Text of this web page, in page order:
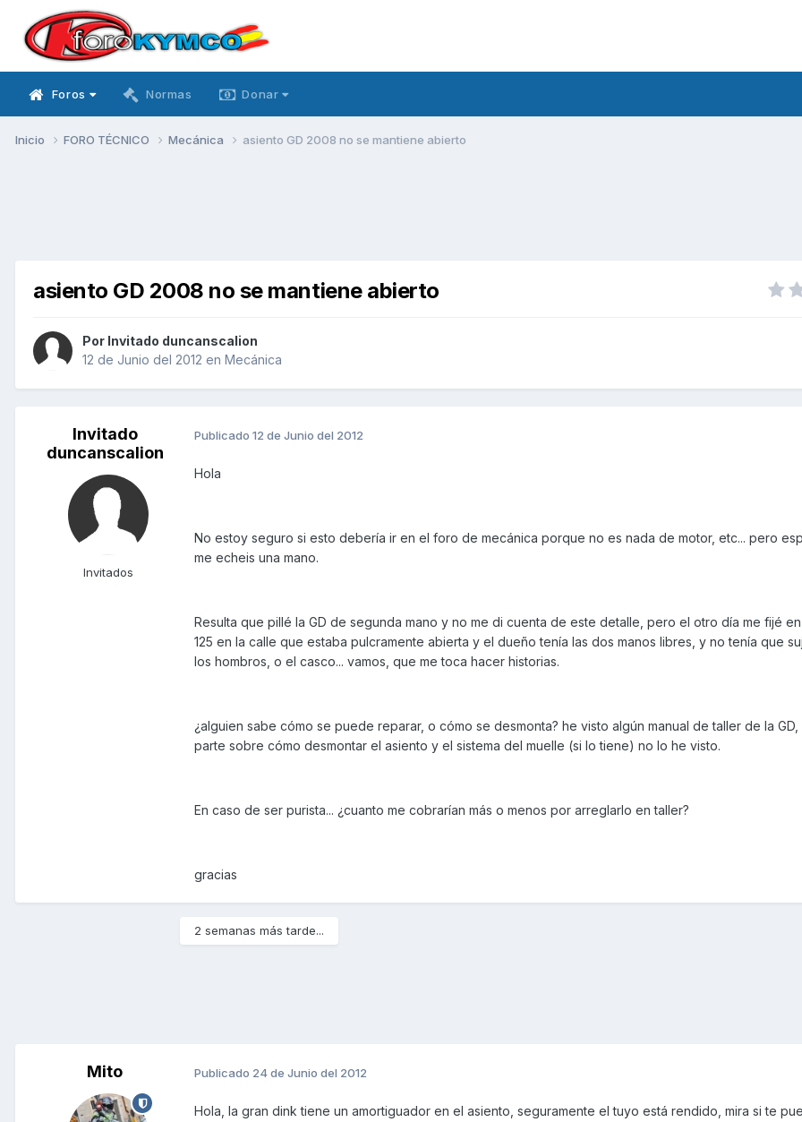
Foros Normas Donar
Inicio FORO TÉCNICO Mecánica asiento GD 2008 no se mantiene abierto
asiento GD 2008 no se mantiene abierto
Por Invitado duncanscalion
12 de Junio del 2012 en Mecánica
Invitado
duncanscalion
Invitados
Publicado 12 de Junio del 2012
Hola
No estoy seguro si esto debería ir en el foro de mecánica porque no es nada de motor, etc... pero
me echeis una mano.
Resulta que pillé la GD de segunda mano y no me di cuenta de este detalle, pero el otro día me fijé
125 en la calle que estaba pulcramente abierta y el dueño tenía las dos manos libres, y no tenía que
los hombros, o el casco... vamos, que me toca hacer historias.
¿alguien sabe cómo se puede reparar, o cómo se desmonta? he visto algún manual de taller de la
parte sobre cómo desmontar el asiento y el sistema del muelle (si lo tiene) no lo he visto.
En caso de ser purista... ¿cuanto me cobrarían más o menos por arreglarlo en taller?
gracias
2 semanas más tarde...
Mito Publicado 24 de Junio del 2012
Hola, la gran dink tiene un amortiguador en el asiento, seguramente el tuyo está rendido, mira si te